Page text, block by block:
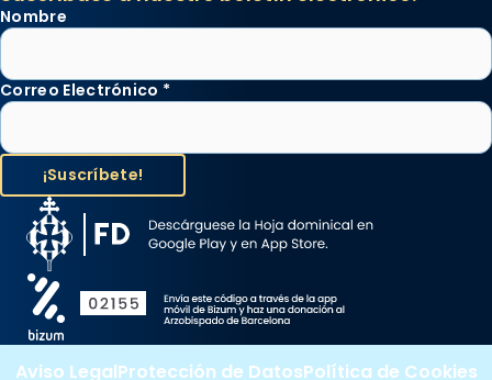
Nombre
Correo Electrónico *
Aviso LegalProtección de DatosPolítica de Cookies